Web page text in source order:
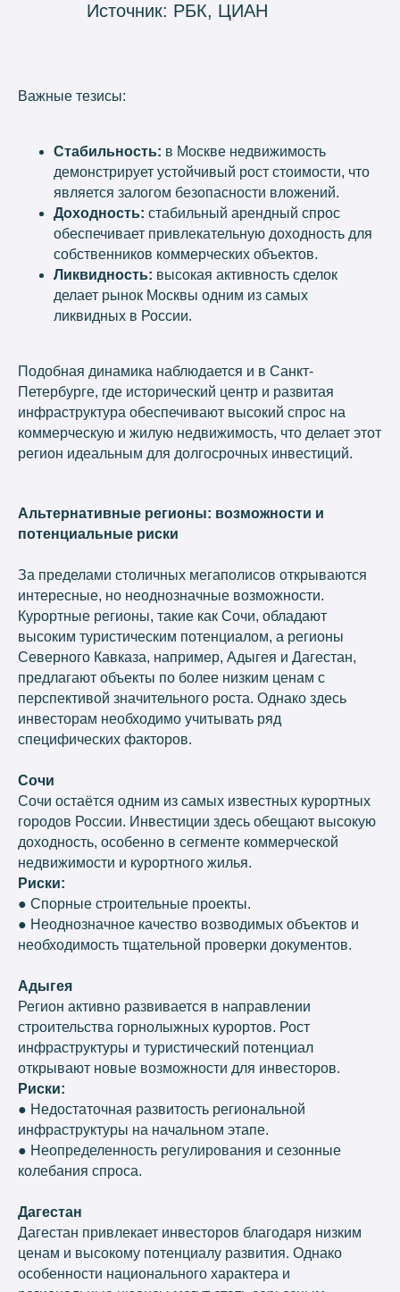
Источник: РБК, ЦИАН
Важные тезисы:
Стабильность: в Москве недвижимость
демонстрирует устойчивый рост стоимости, что
является залогом безопасности вложений.
Доходность: стабильный арендный спрос
обеспечивает привлекательную доходность для
собственников коммерческих объектов.
Ликвидность: высокая активность сделок
делает рынок Москвы одним из самых
ликвидных в России.
Подобная динамика наблюдается и в Санкт-
Петербурге, где исторический центр и развитая
инфраструктура обеспечивают высокий спрос на
коммерческую и жилую недвижимость, что делает этот
регион идеальным для долгосрочных инвестиций.
Альтернативные регионы: возможности и
потенциальные риски
За пределами столичных мегаполисов открываются
интересные, но неоднозначные возможности.
Курортные регионы, такие как Сочи, обладают
высоким туристическим потенциалом, а регионы
Северного Кавказа, например, Адыгея и Дагестан,
предлагают объекты по более низким ценам с
перспективой значительного роста. Однако здесь
инвесторам необходимо учитывать ряд
специфических факторов.
Сочи
Сочи остаётся одним из самых известных курортных
городов России. Инвестиции здесь обещают высокую
доходность, особенно в сегменте коммерческой
недвижимости и курортного жилья.
Риски:
● Спорные строительные проекты.
● Неоднозначное качество возводимых объектов и
необходимость тщательной проверки документов.
Адыгея
Регион активно развивается в направлении
строительства горнолыжных курортов. Рост
инфраструктуры и туристический потенциал
открывают новые возможности для инвесторов.
Риски:
● Недостаточная развитость региональной
инфраструктуры на начальном этапе.
● Неопределенность регулирования и сезонные
колебания спроса.
Дагестан
Дагестан привлекает инвесторов благодаря низким
ценам и высокому потенциалу развития. Однако
особенности национального характера и